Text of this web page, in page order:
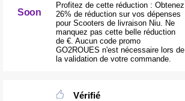
Soon
Profitez de cette réduction : Obtenez
26% de réduction sur vos dépenses
pour Scooters de livraison Niu. Ne
manquez pas cette belle réduction
de €. Aucun code promo
GO2ROUES n'est nécessaire lors de
la validation de votre commande.
Vérifié